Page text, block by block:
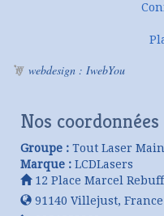
webdesign : IwebYou
Nos coordonnées
Groupe : Tout Laser
Marque : LCDLasers
12 Place Marcel
91140 Villejust, France